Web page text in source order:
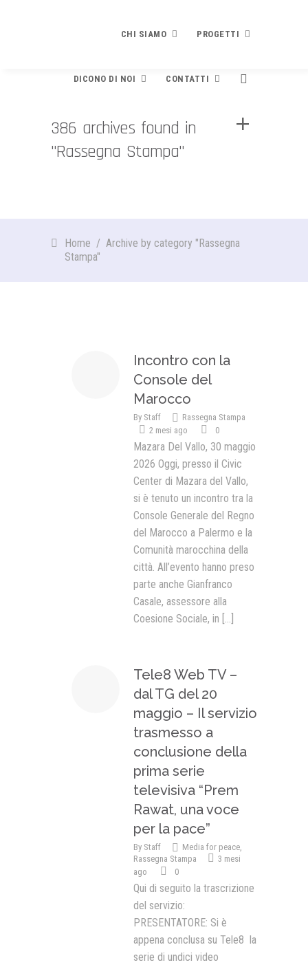
CHI SIAMO
Video
PROGETTI
SPECIALE SCUOLE
Rassegna sul Pledge to Peace
Giornata Internazionale ONU
PROGRAMMA DI EDUCAZIONE
ALLA PACE
IN CLASSE PER LA PACE
MEDICINA PER LA PACE
MEDIA FOR PEACE
DICONO DI NOI
Dicono di noi
CONTATTI
Contatti
386 archives found in
"Rassegna Stampa"
Home / Archive by category "Rassegna
Stampa"
Incontro con la
Console del
Marocco
By Staff
Rassegna Stampa
2 mesi ago
0
Mazara Del Vallo, 30 maggio
2026 Oggi, presso il Civic
Center di Mazara del Vallo,
si è tenuto un incontro tra la
Console Generale del Regno
del Marocco a Palermo e la
Comunità marocchina della
città. All’evento hanno preso
parte anche Gianfranco
Casale, assessore alla
Coesione Sociale, in [...]
Tele8 Web TV –
dal TG del 20
maggio – Il servizio
trasmesso a
conclusione della
prima serie
televisiva “Prem
Rawat, una voce
per la pace”
By Staff Media for peace,
Rassegna Stampa
3 mesi
ago
0
Qui di seguito la trascrizione
del servizio:
PRESENTATORE: Si è
appena conclusa su Tele8 la
serie di undici video